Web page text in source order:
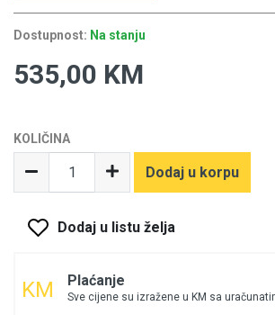
Dostupnost: Na stanju
535,00 KM
KOLIČINA
Dodaj u korpu
Dodaj u listu želja
Plaćanje
Sve cijene su izražene u KM sa